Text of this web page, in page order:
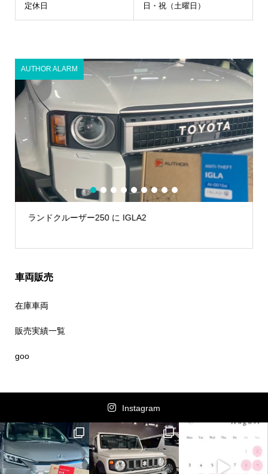
定休日 日・祝（土曜日）
ランドクルーザー250 に IGLA2
AUTHOR ALARM
1 2 3 4 5 6 7 8 9
車両販売
在庫車両
販売実績一覧
goo
Instagram